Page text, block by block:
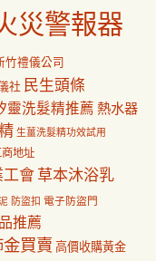
災警報器
竹禮儀公司
社 民生頭條
靈洗髮精推薦 熱水器
生薑洗髮精功效試用
地址
會草本沐浴乳
防盜扣 電子防盜門
推薦
買賣 高價收購黃金